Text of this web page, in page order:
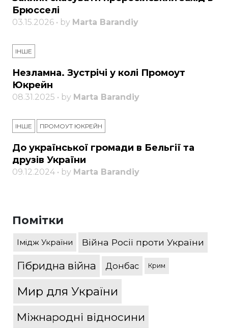
Брюсселі
03.15.2026 • by Marta Barandiy
ІНШЕ
Незламна. Зустрічі у колі Промоут
Юкрейн
08.31.2025 • by Marta Barandiy
ІНШЕ ПРОМОУТ ЮКРЕЙН
До української громади в Бельгії та
друзів України
09.12.2024 • by Marta Barandiy
Помітки
Імідж України Війна Росії проти України
Гібридна війна Донбас Крим
Мир для України
Міжнародні відносини